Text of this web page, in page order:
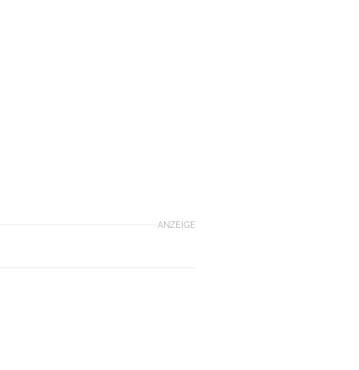
ANZEIGE